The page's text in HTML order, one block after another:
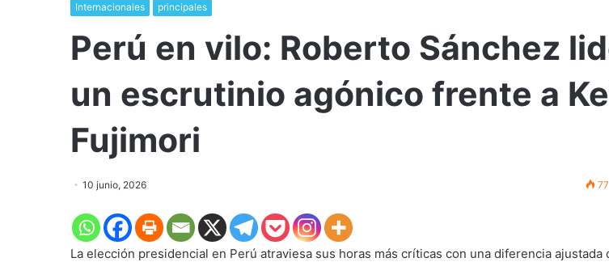
Internacionales principales
Perú en vilo: Roberto Sánchez
un escrutinio agónico frente a
Fujimori
10 junio, 2026 77
La elección presidencial en Perú atraviesa sus horas más críticas con una diferencia ajustada